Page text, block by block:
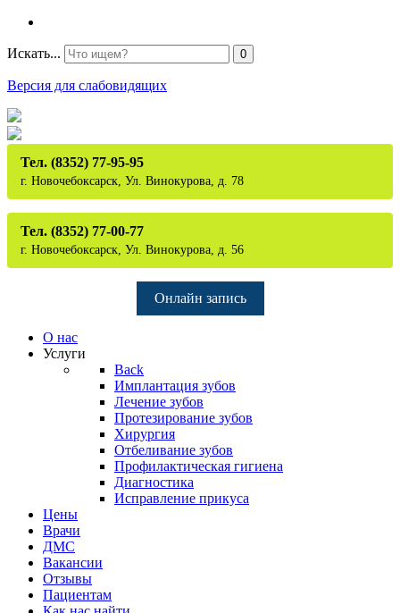
Искать... 0
Версия для слабовидящих
Тел. (8352) 77-95-95
г. Новочебоксарск, Ул. Винокурова, д. 78
Тел. (8352) 77-00-77
г. Новочебоксарск, Ул. Винокурова, д. 56
Онлайн запись
О нас
Услуги
Back
Имплантация зубов
Лечение зубов
Протезирование зубов
Хирургия
Отбеливание зубов
Профилактическая гигиена
Диагностика
Исправление прикуса
Цены
Врачи
ДМС
Вакансии
Отзывы
Пациентам